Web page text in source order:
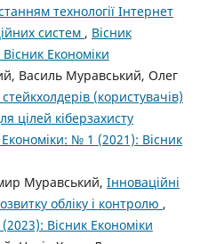
технології Інтернет
систем , Вісник
Економіки
Василь Муравський, Олег
(користувачів)
цілей кіберзахисту
Економіки: № 1 (2021): Вісник
Муравський, Інноваційні
обліку і контролю ,
Вісник Економіки